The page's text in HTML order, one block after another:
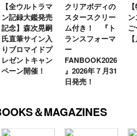
【全ウルトラマ
ン記録大鑑発売
記念】森次晃嗣
氏直筆サイン入
りブロマイドプ
レゼントキャン
ペーン開催！
クリアボディの
スタースクリー
ム付き！ 『ト
ランスフォーマ
ー
FANBOOK2026
』2026年７月31
日発売！
＆MAGAZINES